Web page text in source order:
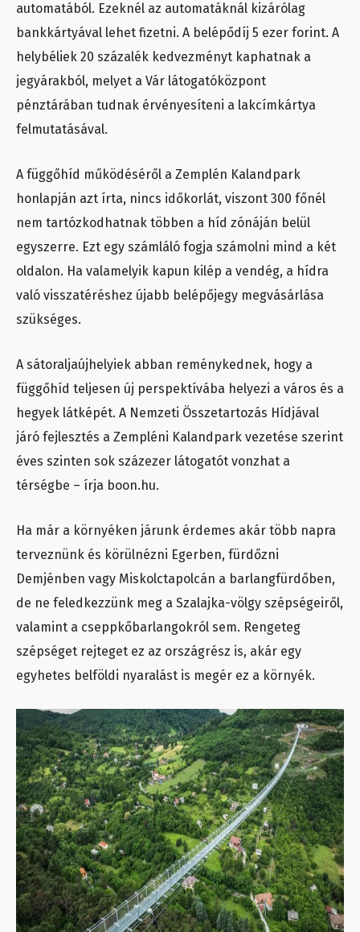
automatából. Ezeknél az automatáknál kizárólag
bankkártyával lehet fizetni. A belépődíj 5 ezer forint. A
helybéliek 20 százalék kedvezményt kaphatnak a
jegyárakból, melyet a Vár látogatóközpont
pénztárában tudnak érvényesíteni a lakcímkártya
felmutatásával.
A függőhíd működéséről a Zemplén Kalandpark
honlapján azt írta, nincs időkorlát, viszont 300 főnél
nem tartózkodhatnak többen a híd zónáján belül
egyszerre. Ezt egy számláló fogja számolni mind a két
oldalon. Ha valamelyik kapun kilép a vendég, a hídra
való visszatéréshez újabb belépőjegy megvásárlása
szükséges.
A sátoraljaújhelyiek abban reménykednek, hogy a
függőhíd teljesen új perspektívába helyezi a város és a
hegyek látképét. A Nemzeti Összetartozás Hídjával
járó fejlesztés a Zempléni Kalandpark vezetése szerint
éves szinten sok százezer látogatót vonzhat a
térségbe – írja boon.hu.
Ha már a környéken járunk érdemes akár több napra
terveznünk és körülnézni Egerben, fürdőzni
Demjénben vagy Miskolctapolcán a barlangfürdőben,
de ne feledkezzünk meg a Szalajka-völgy szépségeiről,
valamint a cseppkőbarlangokról sem. Rengeteg
szépséget rejteget ez az országrész is, akár egy
egyhetes belföldi nyaralást is megér ez a környék.